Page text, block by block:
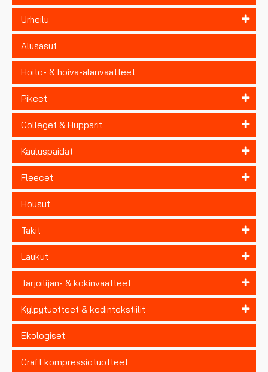
Urheilu
Alusasut
Hoito- & hoiva-alanvaatteet
Pikeet
Colleget & Hupparit
Kauluspaidat
Fleecet
Housut
Takit
Laukut
Tarjoilijan- & kokinvaatteet
Kylpytuotteet & kodintekstiilit
Ekologiset
Craft kompressiotuotteet